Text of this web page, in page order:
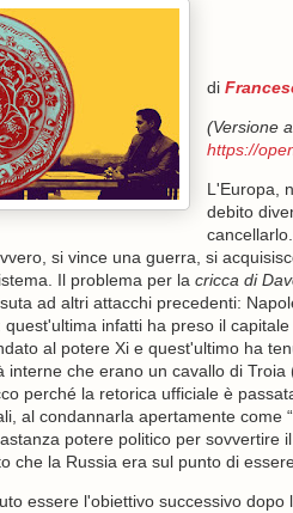
di
(Versione
https://
L'Europa,
debito
si vince una guerra, si
Il problema per la cricca di
ad altri attacchi precedenti:
infatti ha preso il
al potere Xi e quest'ultimo ha
interne che erano un cavallo di
perché la retorica ufficiale è
al condannarla apertamente come “
potere politico per sovvertire
che la Russia era sul punto di
essere l'obiettivo successivo